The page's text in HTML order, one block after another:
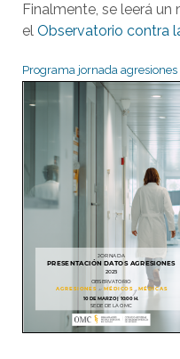
Finalmente, se leerá
el Observatorio contra
Programa jornada agresiones